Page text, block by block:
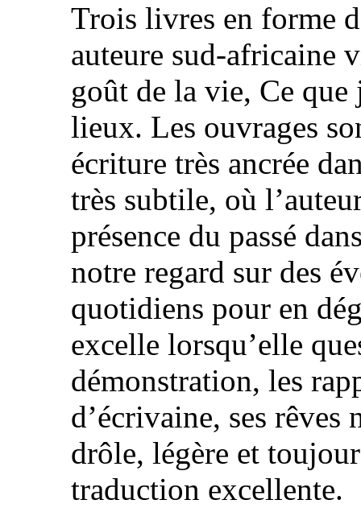
Trois livres en forme
auteure sud-africaine
goût de la vie, Ce que
lieux. Les ouvrages
écriture très ancrée
très subtile, où
présence du passé
notre regard sur des
quotidiens pour en
excelle lorsqu’elle
démonstration, les
d’écrivaine, ses rêves
drôle, légère et
traduction excellente.